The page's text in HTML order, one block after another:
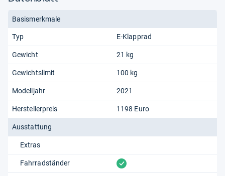
Basismerkmale
Typ E-Klapprad
Gewicht 21 kg
Gewichtslimit 100 kg
Modelljahr 2021
Herstellerpreis 1198 Euro
Ausstattung
Extras
Fahrradständer vorhanden